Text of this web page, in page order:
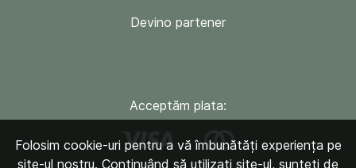
Devino partener
Acceptăm plata:
Folosim cookie-uri pentru a vă îmbunătăți experiența pe
site-ul nostru. Continuând să utilizați site-ul, sunteți de